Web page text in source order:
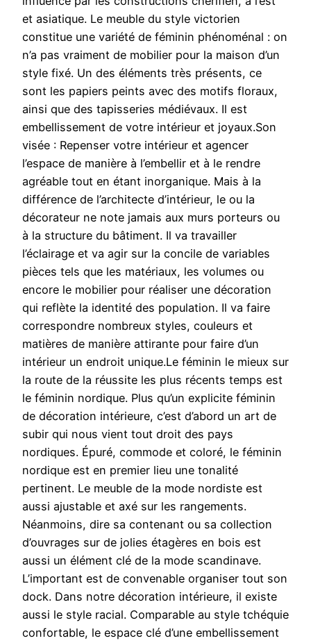
et asiatique. Le meuble du style victorien
constitue une variété de féminin phénoménal : on
n’a pas vraiment de mobilier pour la maison d’un
style fixé. Un des éléments très présents, ce
sont les papiers peints avec des motifs floraux,
ainsi que des tapisseries médiévaux. Il est
embellissement de votre intérieur et joyaux.Son
visée : Repenser votre intérieur et agencer
l’espace de manière à l’embellir et à le rendre
agréable tout en étant inorganique. Mais à la
différence de l’architecte d’intérieur, le ou la
décorateur ne note jamais aux murs porteurs ou
à la structure du bâtiment. Il va travailler
l’éclairage et va agir sur la concile de variables
pièces tels que les matériaux, les volumes ou
encore le mobilier pour réaliser une décoration
qui reflète la identité des population. Il va faire
correspondre nombreux styles, couleurs et
matières de manière attirante pour faire d’un
intérieur un endroit unique.Le féminin le mieux sur
la route de la réussite les plus récents temps est
le féminin nordique. Plus qu’un explicite féminin
de décoration intérieure, c’est d’abord un art de
subir qui nous vient tout droit des pays
nordiques. Épuré, commode et coloré, le féminin
nordique est en premier lieu une tonalité
pertinent. Le meuble de la mode nordiste est
aussi ajustable et axé sur les rangements.
Néanmoins, dire sa contenant ou sa collection
d’ouvrages sur de jolies étagères en bois est
aussi un élément clé de la mode scandinave.
L’important est de convenable organiser tout son
dock. Dans notre décoration intérieure, il existe
aussi le style racial. Comparable au style tchéquie
confortable, le espace clé d’une embellissement